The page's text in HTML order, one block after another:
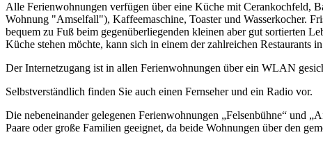
Alle Ferienwohnungen verfügen über eine Küche mit Cerankochfeld,
Wohnung "Amselfall"), Kaffeemaschine, Toaster und Wasserkocher.
bequem zu Fuß beim gegenüberliegenden kleinen aber gut sortierten
Küche stehen möchte, kann sich in einem der zahlreichen Restaurants
Der Internetzugang ist in allen Ferienwohnungen über ein WLAN
Selbstverständlich finden Sie auch einen Fernseher und ein Radio vor.
Die nebeneinander gelegenen Ferienwohnungen „Felsenbühne“ und
Paare oder große Familien geeignet, da beide Wohnungen über den